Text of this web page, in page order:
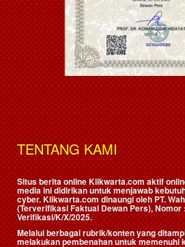
TENTANG KAMI
Situs berita online Klikwarta.com aktif
media ini didirikan untuk menjawab
cyber. Klikwarta.com dinaungi oleh PT.
(Terverifikasi Faktual Dewan Pers), Nomor
Verifikasi/K/X/2025.
Melalui berbagai rubrik/konten yang
melakukan pembenahan untuk memenuhi